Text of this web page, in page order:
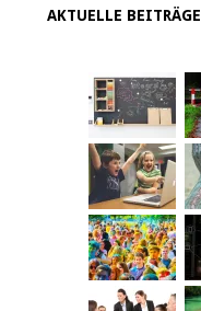
AKTUELLE BEITRÄGE